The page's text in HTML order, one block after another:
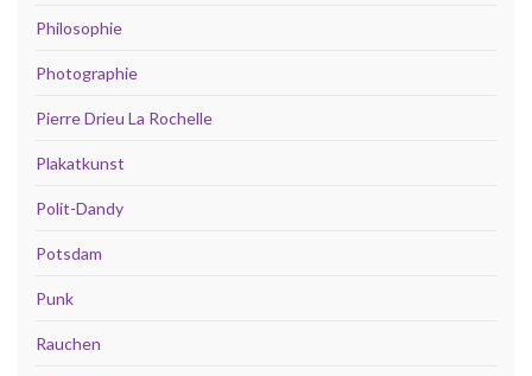
Philosophie
Photographie
Pierre Drieu La Rochelle
Plakatkunst
Polit-Dandy
Potsdam
Punk
Rauchen